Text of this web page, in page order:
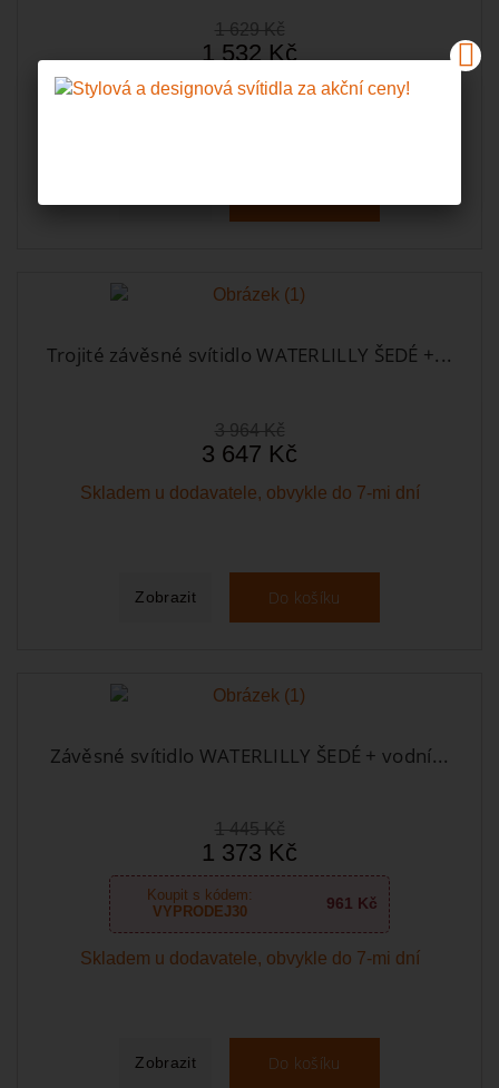
1 629 Kč
1 532 Kč
Skladem u dodavatele, obvykle do 7-mi dní
Trojité závěsné svítidlo WATERLILLY ŠEDÉ +...
3 964 Kč
3 647 Kč
Skladem u dodavatele, obvykle do 7-mi dní
Zobrazit Do košíku
Závěsné svítidlo WATERLILLY ŠEDÉ + vodní...
1 445 Kč
1 373 Kč
Koupit s kódem:
VYPRODEJ30
961 Kč
Skladem u dodavatele, obvykle do 7-mi dní
Zobrazit Do košíku